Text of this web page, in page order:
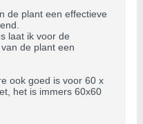
de plant een effectieve
laat ik voor de
de plant een
ook goed is voor 60 x
het is immers 60x60